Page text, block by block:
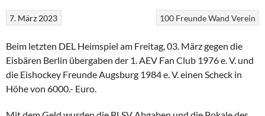
100 Freunde Wand Verein
7. März 2023
Beim letzten DEL Heimspiel am Freitag, 03. März gegen die
Eisbären Berlin übergaben der 1. AEV Fan Club 1976 e. V. und
die Eishockey Freunde Augsburg 1984 e. V. einen Scheck in
Höhe von 6000.- Euro.